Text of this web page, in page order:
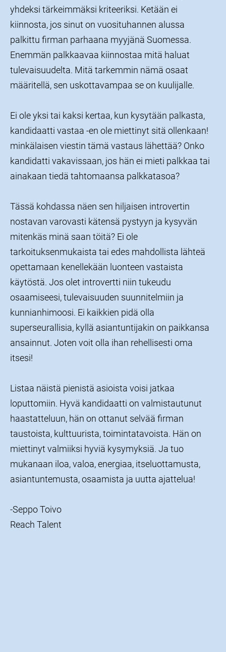
yhdeksi tärkeimmäksi kriteeriksi. Ketään ei
kiinnosta, jos sinut on vuosituhannen alussa
palkittu firman parhaana myyjänä Suomessa.
Enemmän palkkaavaa kiinnostaa mitä haluat
tulevaisuudelta. Mitä tarkemmin nämä osaat
määritellä, sen uskottavampaa se on kuulijalle.
Ei ole yksi tai kaksi kertaa, kun kysytään palkasta,
kandidaatti vastaa -en ole miettinyt sitä ollenkaan!
minkälaisen viestin tämä vastaus lähettää? Onko
kandidatti vakavissaan, jos hän ei mieti palkkaa tai
ainakaan tiedä tahtomaansa palkkatasoa?
Tässä kohdassa näen sen hiljaisen introvertin
nostavan varovasti kätensä pystyyn ja kysyvän
mitenkäs minä saan töitä? Ei ole
tarkoituksenmukaista tai edes mahdollista lähteä
opettamaan kenellekään luonteen vastaista
käytöstä. Jos olet introvertti niin tukeudu
osaamiseesi, tulevaisuuden suunnitelmiin ja
kunnianhimoosi. Ei kaikkien pidä olla
superseurallisia, kyllä asiantuntijakin on paikkansa
ansainnut. Joten voit olla ihan rehellisesti oma
itsesi!
Listaa näistä pienistä asioista voisi jatkaa
loputtomiin. Hyvä kandidaatti on valmistautunut
haastatteluun, hän on ottanut selvää firman
taustoista, kulttuurista, toimintatavoista. Hän on
miettinyt valmiiksi hyviä kysymyksiä. Ja tuo
mukanaan iloa, valoa, energiaa, itseluottamusta,
asiantuntemusta, osaamista ja uutta ajattelua!
-Seppo Toivo
Reach Talent